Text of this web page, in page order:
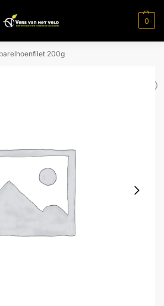
0
parelhoenfilet 200g